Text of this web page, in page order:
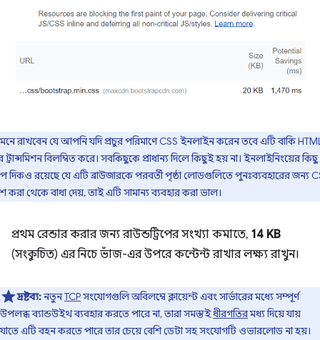
মনে রাখবেন যে আপনি যদি প্রচুর পরিমাণে CSS ইনলাইন করেন তবে এটি বাকি
ট্রান্সমিশন বিলম্বিত করে। সবকিছুকে প্রাধান্য দিলে কিছুই হয় না। ইনলাইনিংয়ের কিছু
দিকও রয়েছে যে এটি ব্রাউজারকে পরবর্তী পৃষ্ঠা লোডগুলিতে পুনঃব্যবহারের জন্য
করা থেকে বাধা দেয়, তাই এটি সামান্য ব্যবহার করা ভাল।
প্রথম রেন্ডার করার জন্য রাউন্ডট্রিপের সংখ্যা কমাতে, 14 KB
(সংকুচিত) এর নিচে ভাঁজ-এর উপরে কন্টেন্ট রাখার লক্ষ্য রাখুন।
দ্রষ্টব্য:নতুনTCPসংযোগগুলি অবিলম্বে ক্লায়েন্ট এবং সার্ভারের মধ্যে সম্পূর্ণ
উপলব্ধ ব্যান্ডউইথ ব্যবহার করতে পারে না, তারা সমস্তইধীরগতিরমধ্য দিয়ে যায়
যাতে এটি বহন করতে পারে তার চেয়ে বেশি ডেটা সহ সংযোগটি ওভারলোড না হয়।